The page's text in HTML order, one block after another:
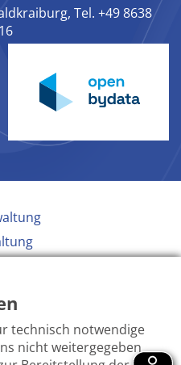
Tel. +49 8638
technisch notwendige
nicht weitergegeben